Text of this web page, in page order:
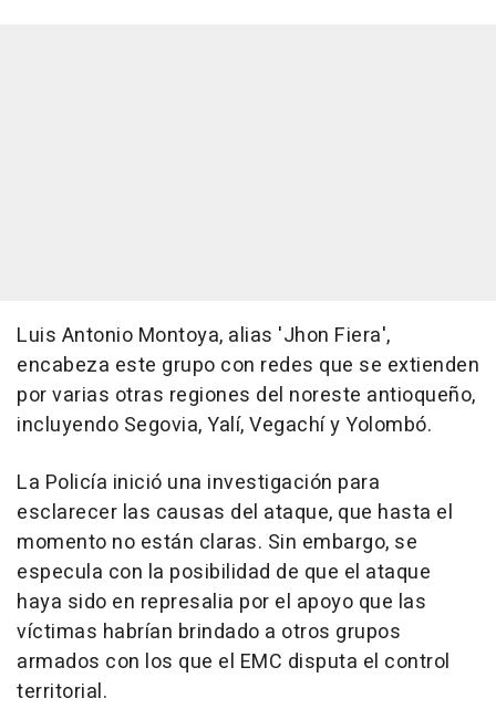
Luis Antonio Montoya, alias 'Jhon Fiera',
encabeza este grupo con redes que se extienden
por varias otras regiones del noreste antioqueño,
incluyendo Segovia, Yalí, Vegachí y Yolombó.
La Policía inició una investigación para
esclarecer las causas del ataque, que hasta el
momento no están claras. Sin embargo, se
especula con la posibilidad de que el ataque
haya sido en represalia por el apoyo que las
víctimas habrían brindado a otros grupos
armados con los que el EMC disputa el control
territorial.